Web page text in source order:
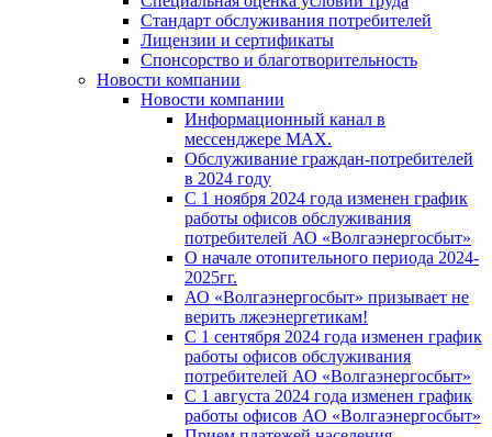
Стандарт обслуживания потребителей
Лицензии и сертификаты
Спонсорство и благотворительность
Новости компании
Новости компании
Информационный канал в
мессенджере MAX.
Обслуживание граждан-потребителей
в 2024 году
С 1 ноября 2024 года изменен график
работы офисов обслуживания
потребителей АО «Волгаэнергосбыт»
О начале отопительного периода 2024-
2025гг.
АО «Волгаэнергосбыт» призывает не
верить лжеэнергетикам!
С 1 сентября 2024 года изменен график
работы офисов обслуживания
потребителей АО «Волгаэнергосбыт»
С 1 августа 2024 года изменен график
работы офисов АО «Волгаэнергосбыт»